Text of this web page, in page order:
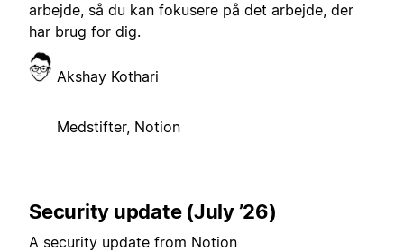
arbejde, så du kan fokusere på det arbejde, der
har brug for dig.
Akshay Kothari
Medstifter, Notion
Security update (July ’26)
A security update from Notion